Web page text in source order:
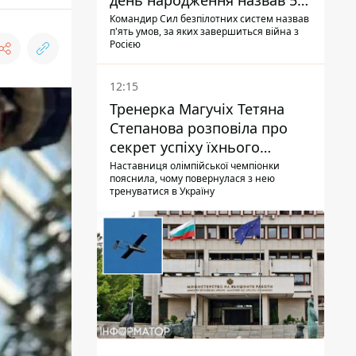
умов поразки РФ
Командир Сил безпілотних систем назвав
п'ять умов, за яких завершиться війна з
Росією
12:15
Тренерка Магучіх Тетяна
Степанова розповіла про
секрет успіху їхнього
тандему
Наставниця олімпійської чемпіонки
пояснила, чому повернулася з нею
тренуватися в Україну